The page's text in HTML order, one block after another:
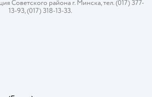
Советского района г. Минска, тел. (017) 377-
13-93, (017) 318-13-33.